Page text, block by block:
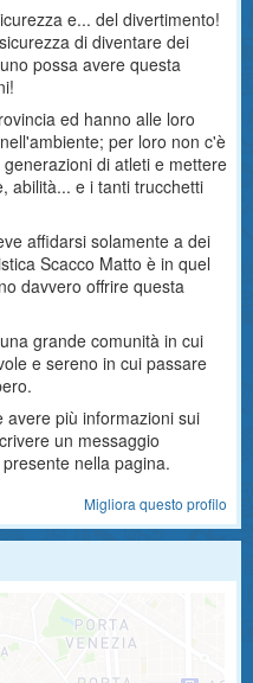
e... del divertimento!
di diventare dei
possa avere questa
ed hanno alle loro
per loro non c'è
di atleti e mettere
abilità... e i tanti trucchetti
affidarsi solamente a dei
Scacco Matto è in quel
davvero offrire questa
grande comunità in cui
e sereno in cui passare
avere più informazioni sui
un messaggio
nella pagina.
Migliora questo profilo